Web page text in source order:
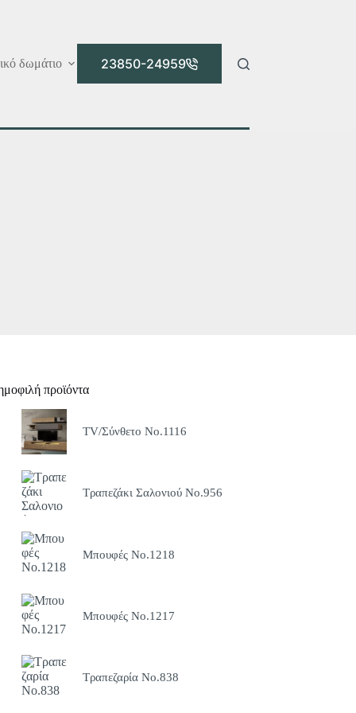
δωμάτιο 23850-24959
προϊόντα
TV/Σύνθετο Νο.1116
Τραπεζάκι Σαλονιού Νο.956
Μπουφές Νο.1218
Μπουφές Νο.1217
Τραπεζαρία Νο.838